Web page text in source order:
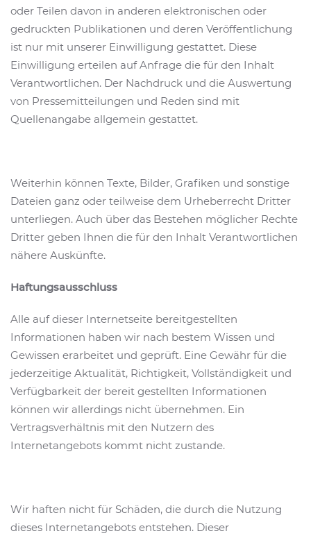
oder Teilen davon in anderen elektronischen oder
gedruckten Publikationen und deren Veröffentlichung
ist nur mit unserer Einwilligung gestattet. Diese
Einwilligung erteilen auf Anfrage die für den Inhalt
Verantwortlichen. Der Nachdruck und die Auswertung
von Pressemitteilungen und Reden sind mit
Quellenangabe allgemein gestattet.
Weiterhin können Texte, Bilder, Grafiken und sonstige
Dateien ganz oder teilweise dem Urheberrecht Dritter
unterliegen. Auch über das Bestehen möglicher Rechte
Dritter geben Ihnen die für den Inhalt Verantwortlichen
nähere Auskünfte.
Haftungsausschluss
Alle auf dieser Internetseite bereitgestellten
Informationen haben wir nach bestem Wissen und
Gewissen erarbeitet und geprüft. Eine Gewähr für die
jederzeitige Aktualität, Richtigkeit, Vollständigkeit und
Verfügbarkeit der bereit gestellten Informationen
können wir allerdings nicht übernehmen. Ein
Vertragsverhältnis mit den Nutzern des
Internetangebots kommt nicht zustande.
Wir haften nicht für Schäden, die durch die Nutzung
dieses Internetangebots entstehen. Dieser